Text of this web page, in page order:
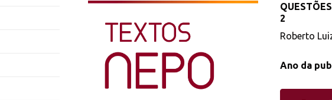
2
Roberto
Ano da